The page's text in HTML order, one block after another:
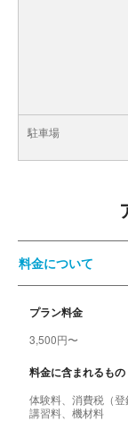
駐車場
料金について
プラン料金
3,500円〜
料金に含まれるもの
体験料、消費税（登
講習料、機材料